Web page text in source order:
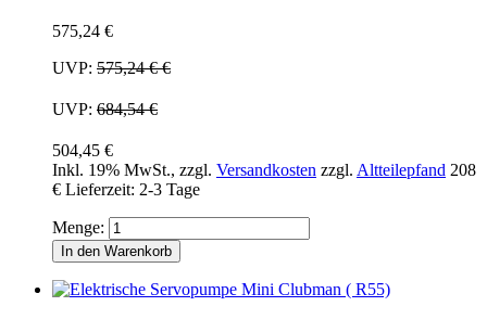
575,24 €
UVP: 575,24 €€
UVP: 684,54 €
504,45 €
Inkl. 19% MwSt., zzgl. Versandkosten zzgl. Altteilepfand 208
€ Lieferzeit: 2-3 Tage
Menge:
In den Warenkorb